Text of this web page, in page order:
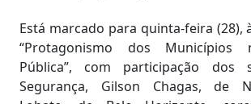
Está marcado para quinta-feira (28),
“Protagonismo dos Municípios
Pública”, com participação dos
Segurança, Gilson Chagas, de